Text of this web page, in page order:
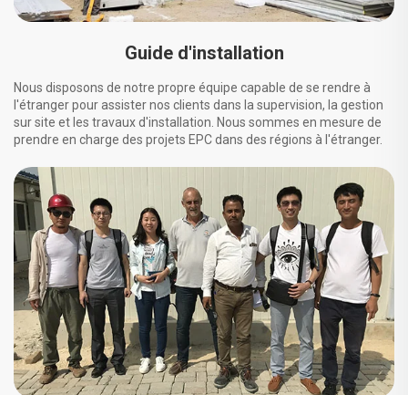
Guide d'installation
Nous disposons de notre propre équipe capable de se rendre à
l'étranger pour assister nos clients dans la supervision, la gestion
sur site et les travaux d'installation. Nous sommes en mesure de
prendre en charge des projets EPC dans des régions à l'étranger.